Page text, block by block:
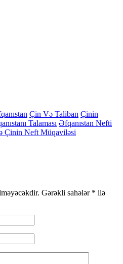
Çin Və Taliban Çinin
Talaması Əfqanıstan Nefti
Çinin Neft Müqaviləsi
Gərəkli sahələr * ilə